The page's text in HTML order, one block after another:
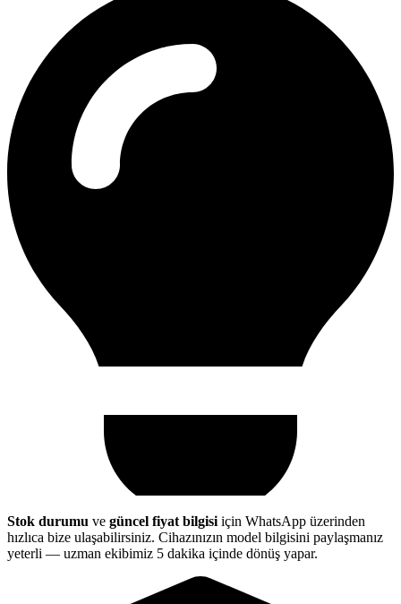
Stok durumu ve güncel fiyat bilgisi için WhatsApp üzerinden
hızlıca bize ulaşabilirsiniz. Cihazınızın model bilgisini paylaşmanız
yeterli — uzman ekibimiz 5 dakika içinde dönüş yapar.